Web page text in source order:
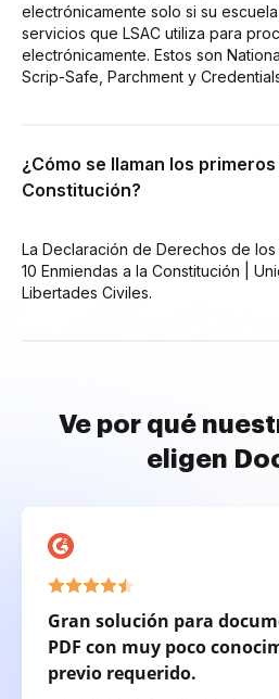
electrónicamente solo si su
servicios que LSAC utiliza para
electrónicamente. Estos son
Scrip-Safe, Parchment y
¿Cómo se llaman los primeros
Constitución?
La Declaración de Derechos de los
10 Enmiendas a la Constitución |
Libertades Civiles.
Ve por qué
eligen
Gran solución para
PDF con muy poco
previo requerido.